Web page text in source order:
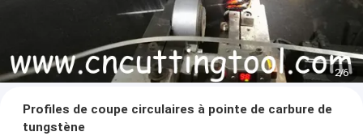
2/6
Profiles de coupe circulaires à pointe de carbure de
tungstène